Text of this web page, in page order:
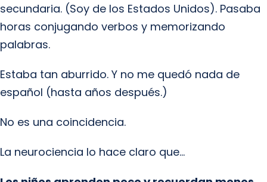
secundaria. (Soy de los Estados Unidos). Pasaba
horas conjugando verbos y memorizando
palabras.
Estaba tan aburrido. Y no me quedó nada de
español (hasta años después.)
No es una coincidencia.
La neurociencia lo hace claro que…